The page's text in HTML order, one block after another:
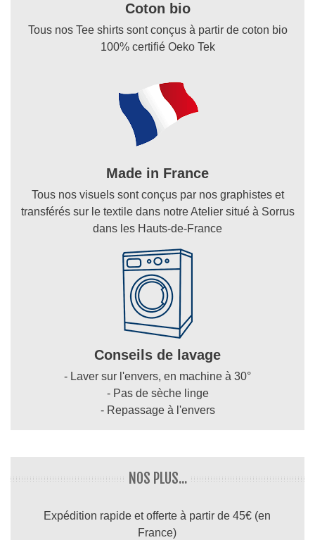
Coton bio
Tous nos Tee shirts sont conçus à partir de coton bio
100% certifié Oeko Tek
Made in France
Tous nos visuels sont conçus par nos graphistes et
transférés sur le textile dans notre Atelier situé à Sorrus
dans les Hauts-de-France
Conseils de lavage
- Laver sur l'envers, en machine à 30°
- Pas de sèche linge
- Repassage à l'envers
NOS PLUS...
Expédition rapide et offerte à partir de 45€ (en
France)